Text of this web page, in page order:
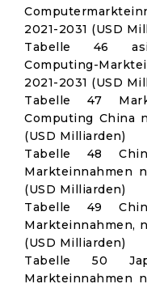
2021-2031 (USD
Tabelle 46
Computing-
2021-2031 (USD
Tabelle 47
Computing China
(USD Milliarden)
Tabelle 48
Markteinnahmen
(USD Milliarden)
Tabelle 49
Markteinnahmen,
(USD Milliarden)
Tabelle 50
Markteinnahmen